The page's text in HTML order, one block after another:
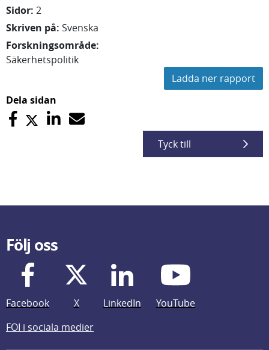
Sidor: 2
Skriven på: Svenska
Forskningsområde:
Säkerhetspolitik
Ladda ner rapport
Dela sidan
Tyck till
Följ oss
Facebook X LinkedIn
YouTube
FOI i sociala medier